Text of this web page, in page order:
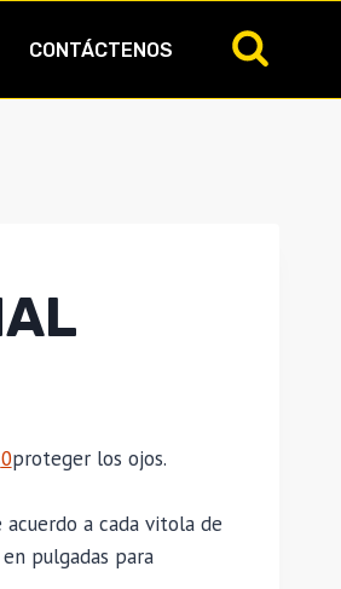
CONTÁCTENOS
0proteger los ojos.
a cada vitola de
pulgadas para